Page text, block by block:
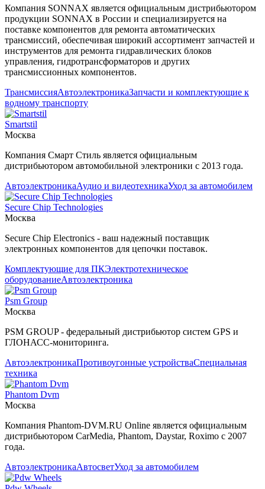
Компания SONNAX является официальным дистрибьютором
продукции SONNAX в России и специализируется на
поставке компонентов для ремонта автоматических
трансмиссий, обеспечивая широкий ассортимент запчастей и
инструментов для ремонта гидравлических блоков
управления, гидротрансформаторов и других
трансмиссионных компонентов.
ТрансмиссияАвтоэлектроникаЗапчасти и комплектующие к
водному транспорту
Smartstil
Москва
Компания Смарт Стиль является официальным
дистрибьютором автомобильной электроники с 2013 года.
АвтоэлектроникаАудио и видеотехникаУход за автомобилем
Secure Chip Technologies
Москва
Secure Chip Electronics - ваш надежный поставщик
электронных компонентов для цепочки поставок.
Комплектующие для ПКЭлектротехническое
оборудованиеАвтоэлектроника
Psm Group
Москва
PSM GROUP - федеральный дистрибьютор систем GPS и
ГЛОНАСС-мониторинга.
АвтоэлектроникаПротивоугонные устройстваСпециальная
техника
Phantom Dvm
Москва
Компания Phantom-DVM.RU Online является официальным
дистрибьютором CarMedia, Phantom, Daystar, Roximo с 2007
года.
АвтоэлектроникаАвтосветУход за автомобилем